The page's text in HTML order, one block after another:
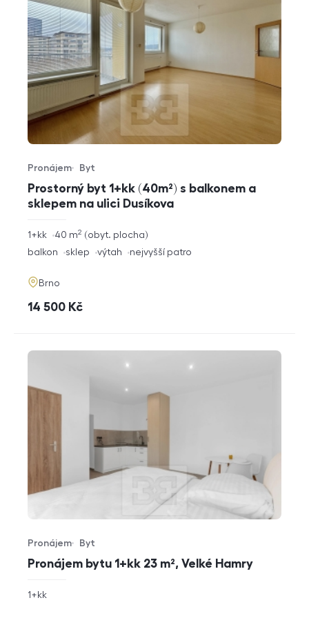
Prostorný byt 1+kk (40m²) s balkonem a
sklepem na ulici Dusíkova
Typ nabídky
Pronájem
Typ nemovitosti
Byt
rozměry
1+kk obyt. plocha
40 m2
funkce
balkon sklep výtah nejvyšší patro
adresa
Brno
cena
14 500 Kč
Pronájem bytu 1+kk 23 m², Velké Hamry
Typ nabídky
Pronájem
Typ nemovitosti
Byt
rozměry
1+kk